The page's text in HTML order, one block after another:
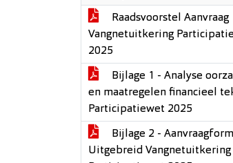
Raadsvoorstel Aanvraag
Vangnetuitkering
2025
Bijlage 1 - Analyse
en maatregelen financieel
Participatiewet 2025
Bijlage 2 -
Uitgebreid Vangnetuitkering